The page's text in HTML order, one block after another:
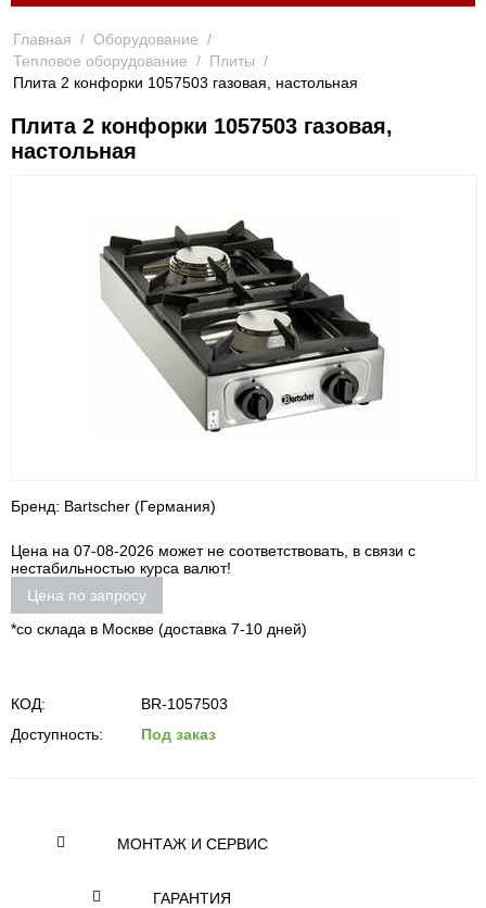
Главная / Оборудование /
Тепловое оборудование / Плиты /
Плита 2 конфорки 1057503 газовая, настольная
Плита 2 конфорки 1057503 газовая,
настольная
Бренд: Bartscher (Германия)
Цена на 07-08-2026 может не соответствовать, в связи с
нестабильностью курса валют!
Цена по запросу
*со склада в Москве (доставка 7-10 дней)
КОД:
BR-1057503
Доступность:
Под заказ
МОНТАЖ И СЕРВИС
ГАРАНТИЯ